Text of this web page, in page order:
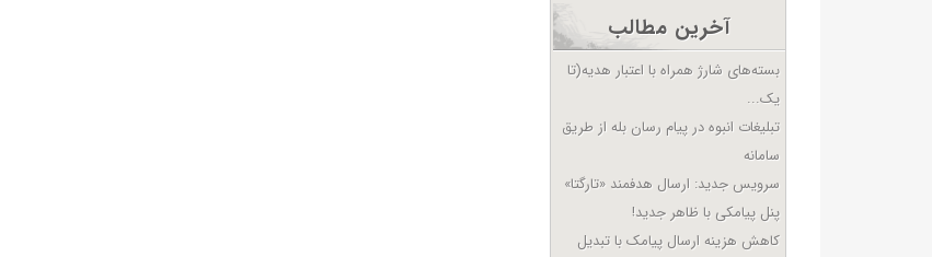
آخرین مطالب
بسته‌های شارژ همراه با اعتبار هدیه(تا
یک...
تبلیغات انبوه در پیام رسان بله از طریق
سامانه
سرویس جدید: ارسال هدفمند «تارگتا»
پنل پیامکی با ظاهر جدید!
کاهش هزینه ارسال پیامک با تبدیل